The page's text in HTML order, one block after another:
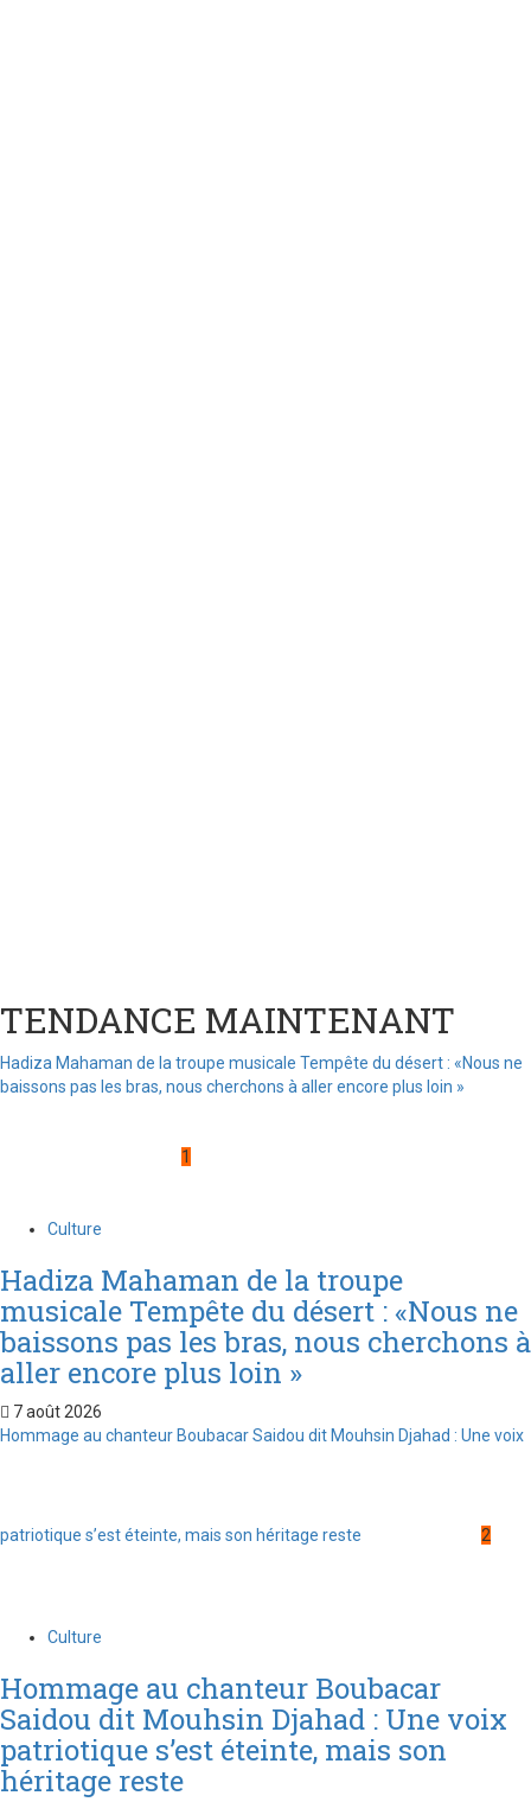
TENDANCE MAINTENANT
Hadiza Mahaman de la troupe musicale Tempête du désert : «Nous ne
baissons pas les bras, nous cherchons à aller encore plus loin »
1
Culture
Hadiza Mahaman de la troupe
musicale Tempête du désert : «Nous ne
baissons pas les bras, nous cherchons à
aller encore plus loin »
7 août 2026
Hommage au chanteur Boubacar Saidou dit Mouhsin Djahad : Une voix
patriotique s’est éteinte, mais son héritage reste 2
Culture
Hommage au chanteur Boubacar
Saidou dit Mouhsin Djahad : Une voix
patriotique s’est éteinte, mais son
héritage reste